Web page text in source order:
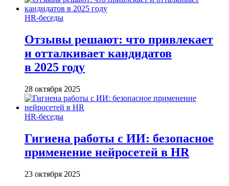
HR-беседы
Отзывы решают: что привлекает
и отталкивает кандидатов
в 2025 году
28 октября 2025
HR-беседы
Гигиена работы с ИИ: безопасное
применение нейросетей в HR
23 октября 2025